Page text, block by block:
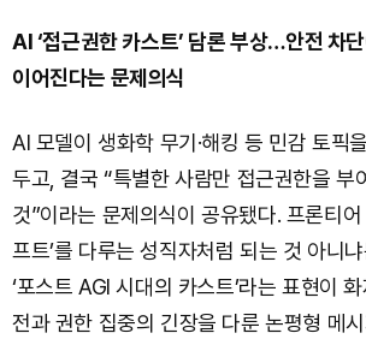
AI ‘접근권한 카스트’ 담론 부상…안전 차단
이어진다는 문제의식
AI 모델이 생화학 무기·해킹 등 민감 토픽
두고, 결국 “특별한 사람만 접근권한을 부
것”이라는 문제의식이 공유됐다. 프론티어
프트’를 다루는 성직자처럼 되는 것 아니
‘포스트 AGI 시대의 카스트’라는 표현이
전과 권한 집중의 긴장을 다룬 논평형 메